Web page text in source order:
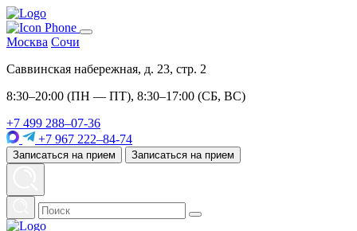
Москва Сочи
Саввинская набережная, д. 23, стр. 2
8:30–20:00 (ПН — ПТ), 8:30–17:00 (СБ, ВС)
+7 499 288–07-36
+7 967 222–84-74
Записаться на прием Записаться на прием